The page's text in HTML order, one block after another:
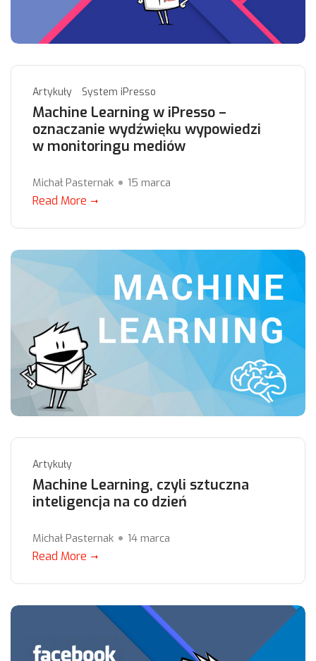
Artykuły System iPresso
Machine Learning w iPresso –
oznaczanie wydźwięku wypowiedzi
w monitoringu mediów
Michał Pasternak 15 marca
Read More
Artykuły
Machine Learning, czyli sztuczna
inteligencja na co dzień
Michał Pasternak 14 marca
Read More